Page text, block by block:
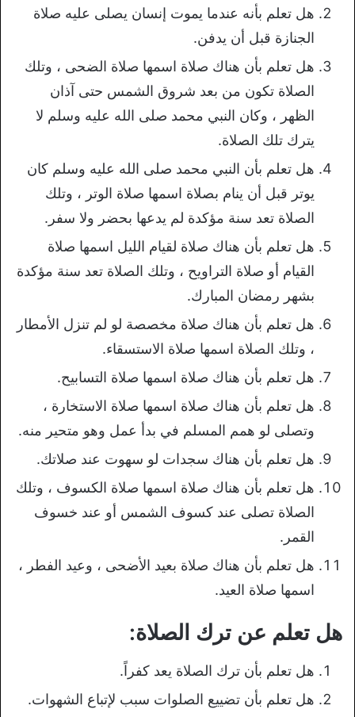
هل تعلم بأنه عندما يموت إنسان يصلى عليه صلاة
الجنازة قبل أن يدفن.
هل تعلم بأن هناك صلاة اسمها صلاة الضحى ، وتلك
الصلاة تكون من بعد شروق الشمس حتى آذان
الظهر ، وكان النبي محمد صلى الله عليه وسلم لا
يترك تلك الصلاة.
هل تعلم بأن النبي محمد صلى الله عليه وسلم كان
يوتر قبل أن ينام بصلاة اسمها صلاة الوتر ، وتلك
الصلاة تعد سنة مؤكدة لم يدعها بحضر ولا سفر.
هل تعلم بأن هناك صلاة لقيام الليل اسمها صلاة
القيام أو صلاة التراويح ، وتلك الصلاة تعد سنة مؤكدة
بشهر رمضان المبارك.
هل تعلم بأن هناك صلاة مخصصة لو لم تنزل الأمطار
، وتلك الصلاة اسمها صلاة الاستسقاء.
هل تعلم بأن هناك صلاة اسمها صلاة التسابيح.
هل تعلم بأن هناك صلاة اسمها صلاة الاستخارة ،
وتصلى لو همم المسلم في بدأ عمل وهو متحير منه.
هل تعلم بأن هناك سجدات لو سهوت عند صلاتك.
هل تعلم بأن هناك صلاة اسمها صلاة الكسوف ، وتلك
الصلاة تصلى عند كسوف الشمس أو عند خسوف
القمر.
هل تعلم بأن هناك صلاة بعيد الأضحى ، وعيد الفطر ،
اسمها صلاة العيد.
هل تعلم عن ترك الصلاة:
هل تعلم بأن ترك الصلاة يعد كفراً.
هل تعلم بأن تضييع الصلوات سبب لإتباع الشهوات.